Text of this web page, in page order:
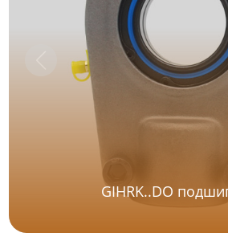
GIHRK..DO